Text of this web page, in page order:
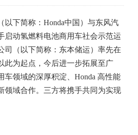
以下简称：Honda中国）与东风汽
启动氢燃料电池商用车社会示范运
（以下简称：东本储运）率先在
此为起点，今后进一步拓展至广
领域的深厚积淀、Honda 高性能
领域合作。三方将携手共同为实现